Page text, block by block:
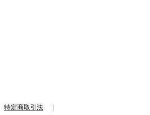
特定商取引法 ｜